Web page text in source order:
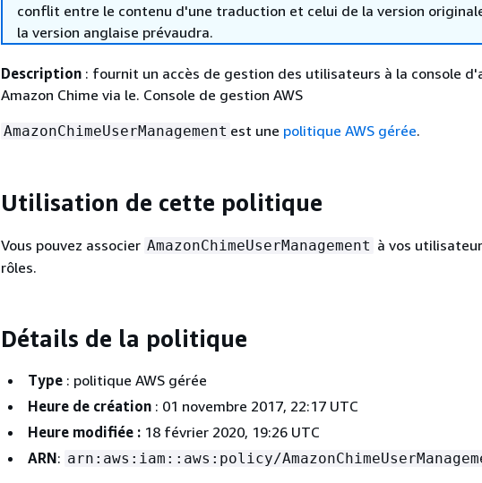
conflit entre le contenu d'une traduction et celui de la version
la version anglaise prévaudra.
Description : fournit un accès de gestion des utilisateurs à la console
Amazon Chime via le. Console de gestion AWS
AmazonChimeUserManagement est une politique AWS gérée.
Utilisation de cette politique
Vous pouvez associer AmazonChimeUserManagement à vos
rôles.
Détails de la politique
Type : politique AWS gérée
Heure de création : 01 novembre 2017, 22:17 UTC
Heure modifiée : 18 février 2020, 19:26 UTC
ARN: arn:aws:iam::aws:policy/